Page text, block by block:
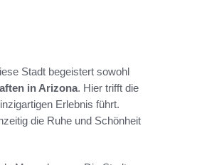
Stadt begeistert sowohl
in Arizona. Hier trifft die
Erlebnis führt.
die Ruhe und Schönheit